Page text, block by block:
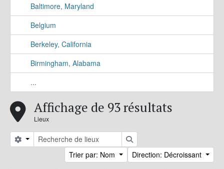
Baltimore, Maryland
Belgium
Berkeley, California
Birmingham, Alabama
...
Affichage de 93 résultats
Lieux
Search options
Trier par: Nom
Direction: Décroissant